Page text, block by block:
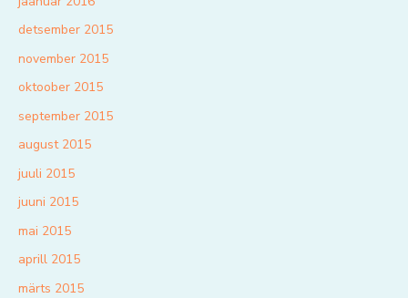
detsember 2015
november 2015
oktoober 2015
september 2015
august 2015
juuli 2015
juuni 2015
mai 2015
aprill 2015
märts 2015